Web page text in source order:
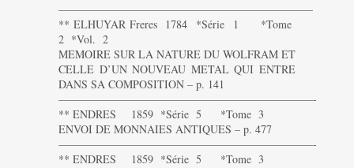
———————————————————————
** ELHUYAR Freres 1784 *Série 1 *Tome
2 *Vol. 2
MEMOIRE SUR LA NATURE DU WOLFRAM ET
CELLE D’UN NOUVEAU METAL QUI ENTRE
DANS SA COMPOSITION – p. 141
———————————————————————-
** ENDRES 1859 *Série 5 *Tome 3
ENVOI DE MONNAIES ANTIQUES – p. 477
———————————————————————-
** ENDRES 1859 *Série 5 *Tome 3